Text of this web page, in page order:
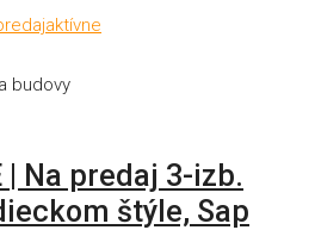
aktívne
budovy
| Na predaj 3-izb.
štýle, Sap